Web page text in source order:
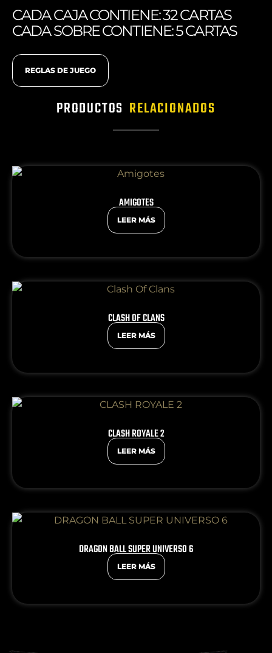
CADA CAJA CONTIENE: 32 CARTAS
CADA SOBRE CONTIENE: 5 CARTAS
REGLAS DE JUEGO
PRODUCTOS RELACIONADOS
AMIGOTES
LEER MÁS
CLASH OF CLANS
LEER MÁS
CLASH ROYALE 2
LEER MÁS
DRAGON BALL SUPER UNIVERSO 6
LEER MÁS